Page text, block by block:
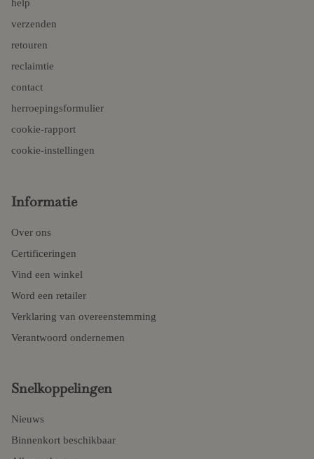
help
verzenden
retouren
reclaimtie
contact
herroepingsformulier
cookie-rapport
cookie-instellingen
Informatie
Over ons
Certificeringen
Vind een winkel
Word een retailer
Verklaring van overeenstemming
Verantwoord ondernemen
Snelkoppelingen
Nieuws
Binnenkort beschikbaar